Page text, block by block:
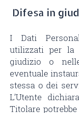
Difesa in
I Dati
utilizzati per la
giudizio o
eventuale
stessa o dei
L’Utente
Titolare